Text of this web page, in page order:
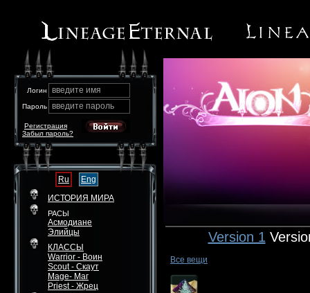
Логин введите имя
Пароль введите пароль
Забыл пароль?
Регистрация
Ru
Eng
ИСТОРИЯ МИРА
РАСЫ
Асмодиане
Элийцы
КЛАССЫ
Warrior - Воин
Scout - Скаут
Mage- Маг
Priest - Жрец
Version 1
Все вещи